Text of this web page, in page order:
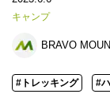
キャンプ
BRAVO
#トレッキング #